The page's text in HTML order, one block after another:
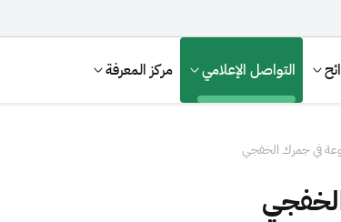
التواصل الإعلامي مركز المعرفة
في جمرك الخفجي